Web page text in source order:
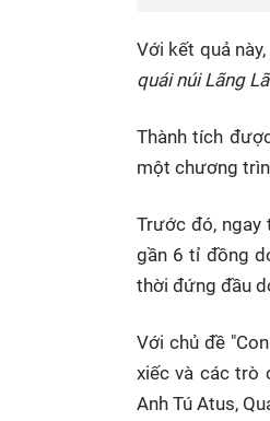
Với kết quả
quái núi Lãng
Thành tích
một chương
Trước đó, ngay
gần 6 tỉ đồng
thời đứng đầu
Với chủ đề
xiếc và các trò
Anh Tú Atus,